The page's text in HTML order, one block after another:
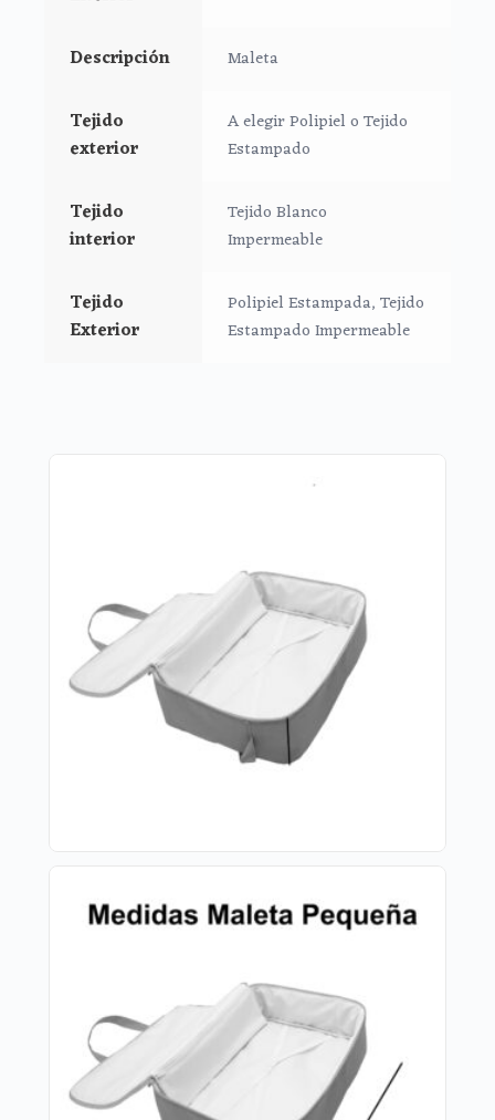
Descripción Maleta
Tejido
exterior
A elegir Polipiel o Tejido
Estampado
Tejido
interior
Tejido Blanco
Impermeable
Tejido
Exterior
Polipiel Estampada, Tejido
Estampado Impermeable